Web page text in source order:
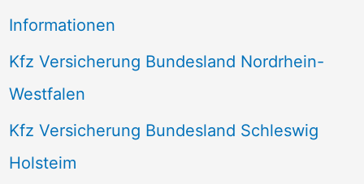
Informationen
Kfz Versicherung Bundesland Nordrhein-
Westfalen
Kfz Versicherung Bundesland Schleswig
Holsteim